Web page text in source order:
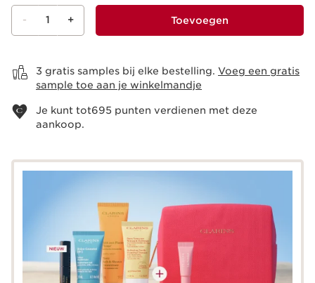
- 1 + Toevoegen
3 gratis samples bij elke bestelling. Voeg een gratis
sample toe aan je winkelmandje
Je kunt tot695 punten verdienen met deze
aankoop.